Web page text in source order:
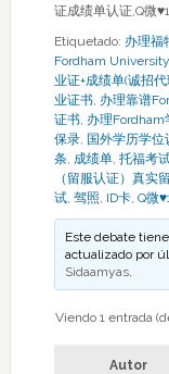
证成绩单认证,Q微
Etiquetado: 办理福
Fordham
业证+成绩单(诚招
业证书, 办理靠谱
证书, 办理Fordham
保录, 国外学历学位
条, 成绩单, 托福考
（留服认证）真实
试, 驾照, ID卡, Q微
Este debate
actualizado por
Sidaamyas.
Viendo 1 entrada
Autor